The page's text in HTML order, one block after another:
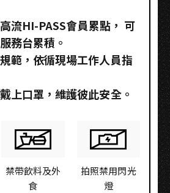
流HI-PASS會員累點，​ 可
務台累積。
範，依循現場工作人員指
上口罩，維護彼此安全。
禁帶飲料及外
食
拍照禁用閃光
燈